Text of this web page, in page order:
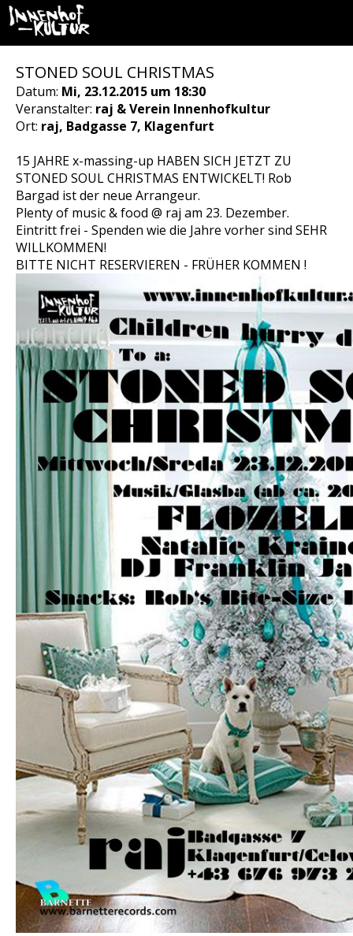
STONED SOUL CHRISTMAS
Datum: Mi, 23.12.2015 um 18:30
Veranstalter: raj & Verein Innenhofkultur
Ort: raj, Badgasse 7, Klagenfurt
15 JAHRE x-massing-up HABEN SICH JETZT ZU
STONED SOUL CHRISTMAS ENTWICKELT! Rob
Bargad ist der neue Arrangeur.
Plenty of music & food @ raj am 23. Dezember.
Eintritt frei - Spenden wie die Jahre vorher sind SEHR
WILLKOMMEN!
BITTE NICHT RESERVIEREN - FRÜHER KOMMEN !